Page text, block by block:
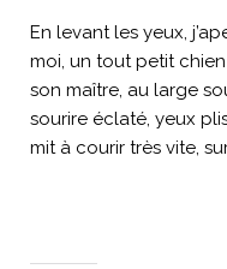
En levant les yeux,
moi, un tout petit
son maître, au large
sourire éclaté, yeux
mit à courir très vite,